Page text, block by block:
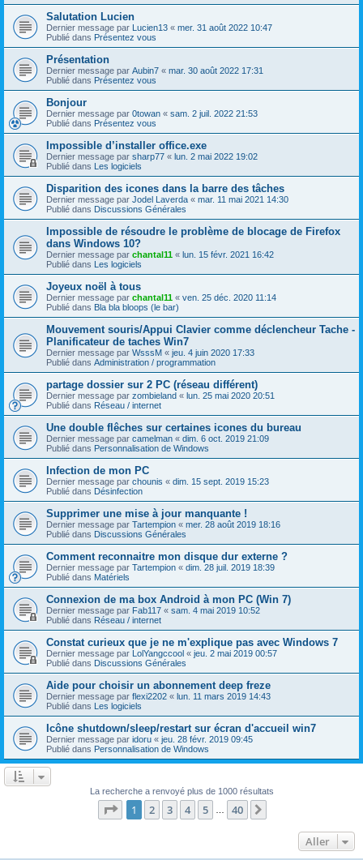
Salutation Lucien
Dernier message par Lucien13 « mer. 31 août 2022 10:47
Publié dans Présentez vous
Présentation
Dernier message par Aubin7 « mar. 30 août 2022 17:31
Publié dans Présentez vous
Bonjour
Dernier message par 0towan « sam. 2 juil. 2022 21:53
Publié dans Présentez vous
Impossible d’installer office.exe
Dernier message par sharp77 « lun. 2 mai 2022 19:02
Publié dans Les logiciels
Disparition des icones dans la barre des tâches
Dernier message par Jodel Laverda « mar. 11 mai 2021 14:30
Publié dans Discussions Générales
Impossible de résoudre le problème de blocage de Firefox
dans Windows 10?
Dernier message par chantal11 « lun. 15 févr. 2021 16:42
Publié dans Les logiciels
Joyeux noël à tous
Dernier message par chantal11 « ven. 25 déc. 2020 11:14
Publié dans Bla bla bloops (le bar)
Mouvement souris/Appui Clavier comme déclencheur Tache -
Planificateur de taches Win7
Dernier message par WsssM « jeu. 4 juin 2020 17:33
Publié dans Administration / programmation
partage dossier sur 2 PC (réseau différent)
Dernier message par zombieland « lun. 25 mai 2020 20:51
Publié dans Réseau / internet
Une double flêches sur certaines icones du bureau
Dernier message par camelman « dim. 6 oct. 2019 21:09
Publié dans Personnalisation de Windows
Infection de mon PC
Dernier message par chounis « dim. 15 sept. 2019 15:23
Publié dans Désinfection
Supprimer une mise à jour manquante !
Dernier message par Tartempion « mer. 28 août 2019 18:16
Publié dans Discussions Générales
Comment reconnaitre mon disque dur externe ?
Dernier message par Tartempion « dim. 28 juil. 2019 18:39
Publié dans Matériels
Connexion de ma box Android à mon PC (Win 7)
Dernier message par Fab117 « sam. 4 mai 2019 10:52
Publié dans Réseau / internet
Constat curieux que je ne m'explique pas avec Windows 7
Dernier message par LolYangccool « jeu. 2 mai 2019 00:57
Publié dans Discussions Générales
Aide pour choisir un abonnement deep freze
Dernier message par flexi2202 « lun. 11 mars 2019 14:43
Publié dans Les logiciels
Icône shutdown/sleep/restart sur écran d'accueil win7
Dernier message par idoru « jeu. 28 févr. 2019 09:45
Publié dans Personnalisation de Windows
La recherche a renvoyé plus de 1000 résultats
Page 1sur40
1 2 3 4 5 40
Aller